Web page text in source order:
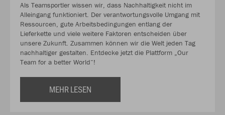
Als Teamsportler wissen wir, dass Nachhaltigkeit nicht im
Alleingang funktioniert. Der verantwortungsvolle Umgang mit
Ressourcen, gute Arbeitsbedingungen entlang der
Lieferkette und viele weitere Faktoren entscheiden über
unsere Zukunft. Zusammen können wir die Welt jeden Tag
nachhaltiger gestalten. Entdecke jetzt die Plattform „Our
Team for a better World“!
MEHR LESEN